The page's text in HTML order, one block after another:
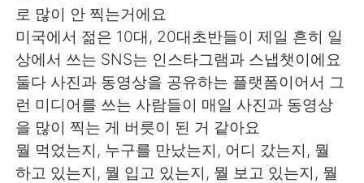
简体中文 繁體中文
Español العربية
Français Deutsch
日本語 한국어
로 많이 안 찍는거에요
미국에서 젊은 10대, 20대초반들이 제일 흔히 일
상에서 쓰는 SNS는 인스타그램과 스냅챗이에요
둘다 사진과 동영상을 공유하는 플랫폼이어서 그
런 미디어를 쓰는 사람들이 매일 사진과 동영상
을 많이 찍는 게 버릇이 된 거 같아요
뭘 먹었는지, 누구를 만났는지, 어디 갔는지, 뭘
하고 있는지, 뭘 입고 있는지, 뭘 보고 있는지, 뭘